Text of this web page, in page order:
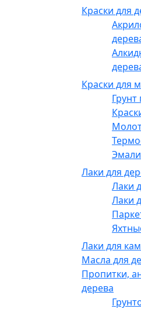
Краски для
Краски для
Лаки для
Лаки
Лаки
Лаки для
Масла для
Пропитки,
дерева